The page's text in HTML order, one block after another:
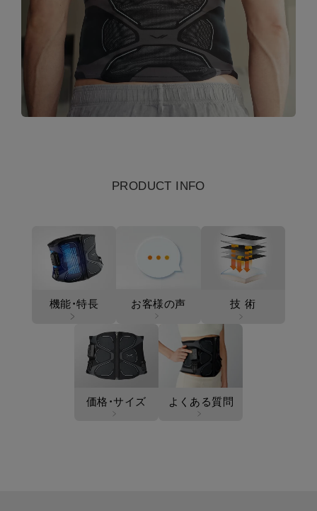
PRODUCT INFO
機能・特長 お客様の声 技 術
価格・サイズ よくある質問